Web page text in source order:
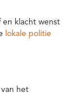
en klacht wenst
lokale politie
het